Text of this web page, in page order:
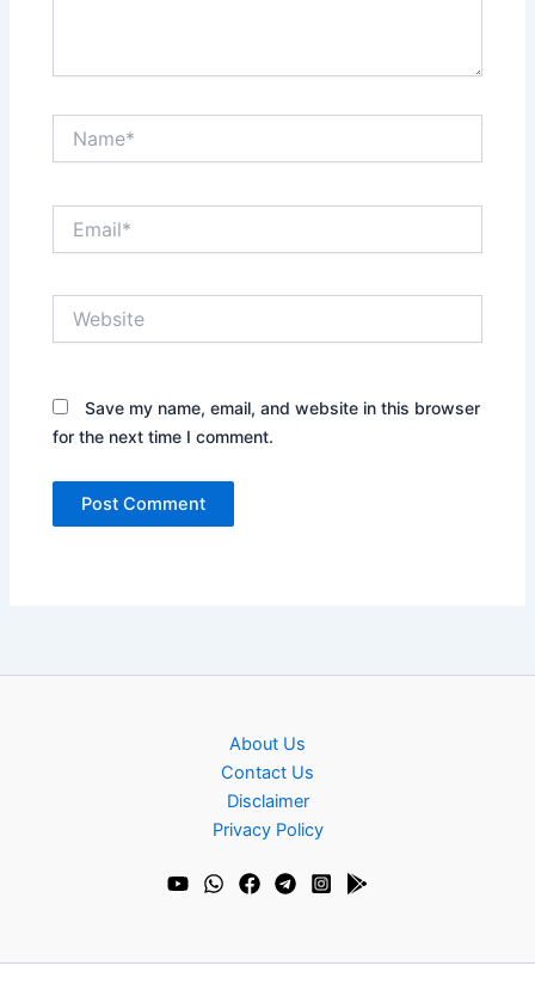
Save my name, email, and website in this browser
for the next time I comment.
About Us
Contact Us
Disclaimer
Privacy Policy